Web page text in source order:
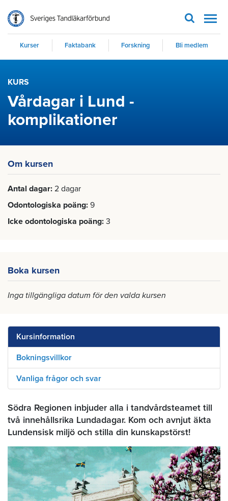
Kurser Faktabank Forskning Bli medlem
KURS
Vårdagar i Lund -
komplikationer
Om kursen
Antal dagar 2 dagar
Odontologiska poäng 9
Icke odontologiska poäng 3
Boka kursen
Inga tillgängliga datum för den valda kursen
Kursinformation
Bokningsvillkor
Vanliga frågor och svar
Södra Regionen inbjuder alla i tandvårdsteamet till
två innehållsrika Lundadagar. Kom och avnjut äkta
Lundensisk miljö och stilla din kunskapstörst!